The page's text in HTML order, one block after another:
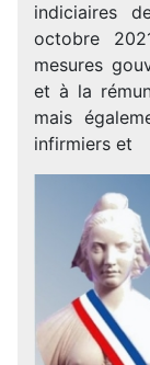
indiciaires
octobre
mesures
et à la
mais
infirmiers et